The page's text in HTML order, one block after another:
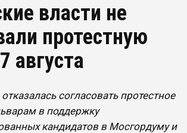
власти не
протестную
августа
согласовать протестное
в поддержку
кандидатов в Мосгордуму и